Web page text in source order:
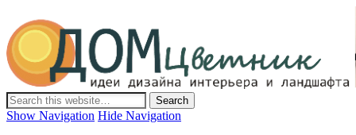
Дом-Цветник
Дизайн интерьера и ландшафта, декор и обустройство дома.
Идеи со всего мира.
Show Navigation Hide Navigation